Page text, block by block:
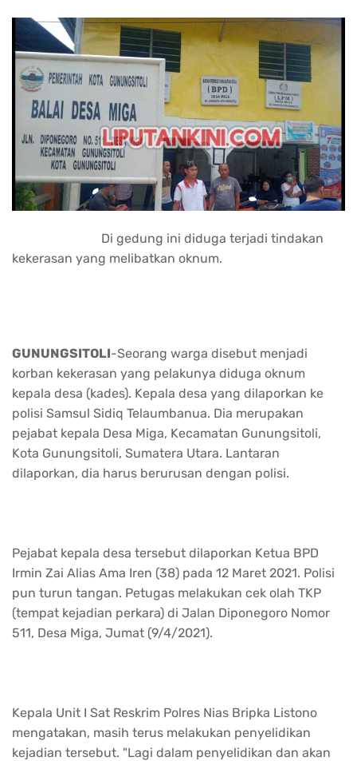
Di gedung ini diduga terjadi tindakan
kekerasan yang melibatkan oknum.
GUNUNGSITOLI-Seorang warga disebut menjadi
korban kekerasan yang pelakunya diduga oknum
kepala desa (kades). Kepala desa yang dilaporkan ke
polisi Samsul Sidiq Telaumbanua. Dia merupakan
pejabat kepala Desa Miga, Kecamatan Gunungsitoli,
Kota Gunungsitoli, Sumatera Utara. Lantaran
dilaporkan, dia harus berurusan dengan polisi.
Pejabat kepala desa tersebut dilaporkan Ketua BPD
Irmin Zai Alias Ama Iren (38) pada 12 Maret 2021. Polisi
pun turun tangan. Petugas melakukan cek olah TKP
(tempat kejadian perkara) di Jalan Diponegoro Nomor
511, Desa Miga, Jumat (9/4/2021).
Kepala Unit I Sat Reskrim Polres Nias Bripka Listono
mengatakan, masih terus melakukan penyelidikan
kejadian tersebut. "Lagi dalam penyelidikan dan akan